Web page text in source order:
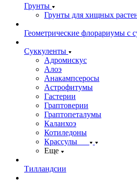
Грунты
Грунты для хищных
Геометрические флорариумы с
Суккуленты
Адромискус
Алоэ
Анакампсеросы
Астрофитумы
Гастерии
Граптоверии
Граптопеталумы
Каланхоэ
Котиледоны
Крассулы
Еще
Тилландсии